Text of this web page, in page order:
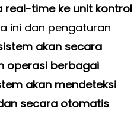
real-time ke unit kontrol
ini dan pengaturan
akan secara
operasi berbagai
akan mendeteksi
secara otomatis